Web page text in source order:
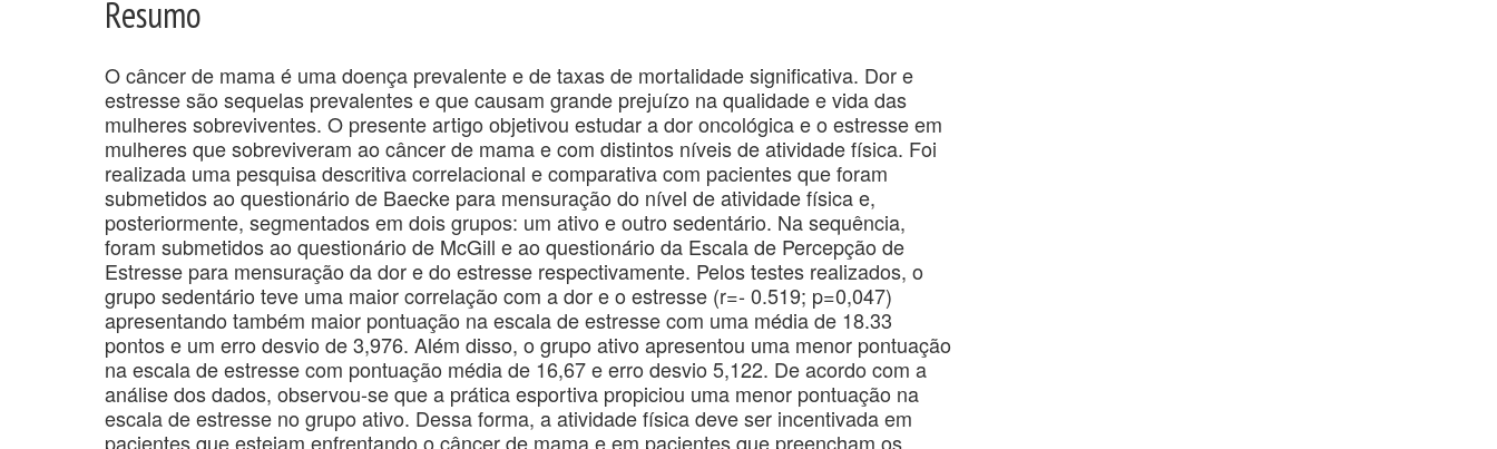
Resumo
O câncer de mama é uma doença prevalente e de taxas de mortalidade significativa. Dor e
estresse são sequelas prevalentes e que causam grande prejuízo na qualidade e vida das
mulheres sobreviventes. O presente artigo objetivou estudar a dor oncológica e o estresse em
mulheres que sobreviveram ao câncer de mama e com distintos níveis de atividade física. Foi
realizada uma pesquisa descritiva correlacional e comparativa com pacientes que foram
submetidos ao questionário de Baecke para mensuração do nível de atividade física e,
posteriormente, segmentados em dois grupos: um ativo e outro sedentário. Na sequência,
foram submetidos ao questionário de McGill e ao questionário da Escala de Percepção de
Estresse para mensuração da dor e do estresse respectivamente. Pelos testes realizados, o
grupo sedentário teve uma maior correlação com a dor e o estresse (r=- 0.519; p=0,047)
apresentando também maior pontuação na escala de estresse com uma média de 18.33
pontos e um erro desvio de 3,976. Além disso, o grupo ativo apresentou uma menor pontuação
na escala de estresse com pontuação média de 16,67 e erro desvio 5,122. De acordo com a
análise dos dados, observou-se que a prática esportiva propiciou uma menor pontuação na
escala de estresse no grupo ativo. Dessa forma, a atividade física deve ser incentivada em
pacientes que estejam enfrentando o câncer de mama e em pacientes que preencham os